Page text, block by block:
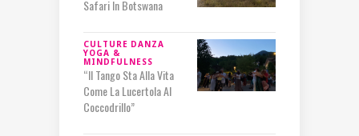
Safari In Botswana
CULTURE DANZA
YOGA &
MINDFULNESS
“Il Tango Sta Alla Vita
Come La Lucertola Al
Coccodrillo”